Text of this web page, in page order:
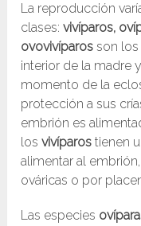
La reproducción
clases: vivíparos,
ovovivíparos son los
interior de la madre
momento de la
protección a sus
embrión es
losvivíparos tienen
alimentar al
ováricas o por
Las especies